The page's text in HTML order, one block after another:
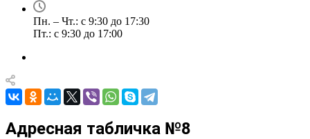
Пн. – Чт.: с 9:30 до 17:30
Пт.: с 9:30 до 17:00
Адресная табличка №8